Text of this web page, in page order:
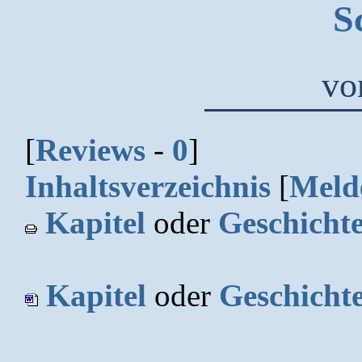
[Reviews - 0]
Inhaltsverzeichnis [
Kapitel oder
Kapitel oder